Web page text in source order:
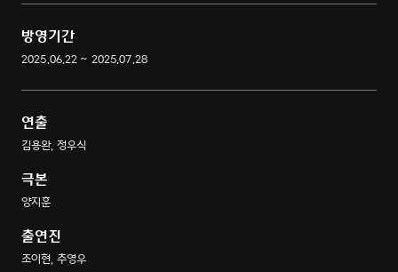
방영기간
2025.06.22 ~ 2025.07.28
연출
김용완, 정우식
극본
양지훈
출연진
조이현, 추영우